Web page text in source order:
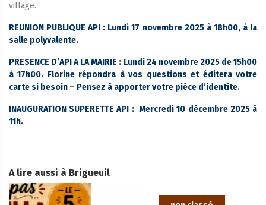
village.
REUNION PUBLIQUE API : Lundi 17 novembre 2025 à 18h00, à la
salle polyvalente.
PRESENCE D’API A LA MAIRIE : Lundi 24 novembre 2025 de 15h00
à 17h00. Florine répondra à vos questions et éditera votre
carte si besoin – Pensez à apporter votre pièce d’identite.
INAUGURATION SUPERETTE API : Mercredi 10 décembre 2025 à
11h.
A lire aussi à Brigueuil